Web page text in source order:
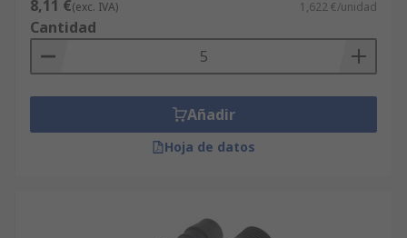
8,11 €(exc. IVA) 1,622 €/unidad
Cantidad
Añadir
Hoja de datos